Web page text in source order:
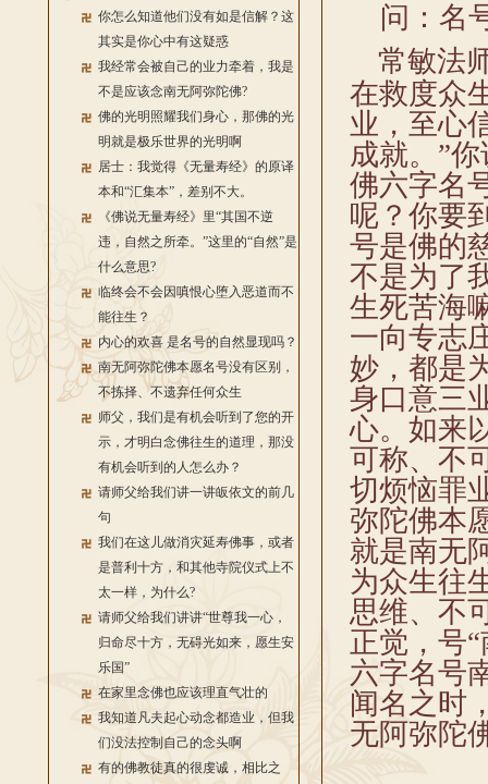
你怎么知道他们没有如是信解？这
其实是你心中有这疑惑
我经常会被自己的业力牵着，我是
不是应该念南无阿弥陀佛?
佛的光明照耀我们身心，那佛的光
明就是极乐世界的光明啊
居士：我觉得《无量寿经》的原译
本和“汇集本”，差别不大。
《佛说无量寿经》里“其国不逆
违，自然之所牵。”这里的“自然”是
什么意思?
临终会不会因嗔恨心堕入恶道而不
能往生？
内心的欢喜 是名号的自然显现吗？
南无阿弥陀佛本愿名号没有区别，
不拣择、不遗弃任何众生
师父，我们是有机会听到了您的开
示，才明白念佛往生的道理，那没
有机会听到的人怎么办？
请师父给我们讲一讲皈依文的前几
句
我们在这儿做消灾延寿佛事，或者
是普利十方，和其他寺院仪式上不
太一样，为什么?
请师父给我们讲讲“世尊我一心，
归命尽十方，无碍光如来，愿生安
乐国”
在家里念佛也应该理直气壮的
我知道凡夫起心动念都造业，但我
们没法控制自己的念头啊
有的佛教徒真的很虔诚，相比之
问：名
常敏法
在救度众
业，至心
成就。”
佛六字名
呢？你要
号是佛的
不是为了
生死苦海
一向专志
妙，都是
身口意三
心。如来
可称、不
切烦恼罪
弥陀佛本
就是南无
为众生往
思维、不
正觉，号
六字名号
闻名之时
无阿弥陀